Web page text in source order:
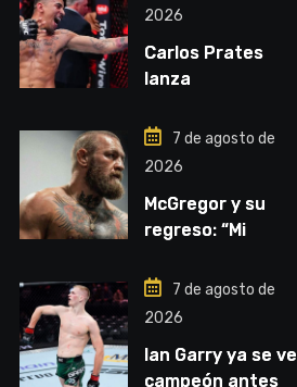
2026
Carlos Prates
lanza
por el título”
7 de agosto de
2026
McGregor y su
regreso: “Mi
inquebrantable”
7 de agosto de
2026
Ian Garry ya se ve
campeón antes